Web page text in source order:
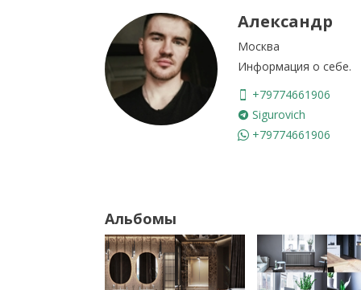
Александр
Москва
Информация о себе.
+79774661906
Sigurovich
+79774661906
Альбомы